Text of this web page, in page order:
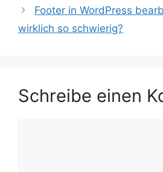
Footer in WordPress
wirklich so schwierig?
Schreibe einen